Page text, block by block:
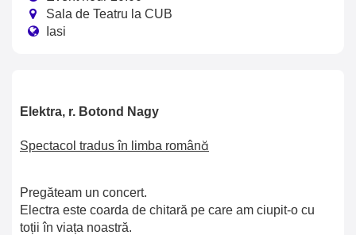
Elektra, r. Botond Nagy
Spectacol tradus în limba română
Pregăteam un concert.
Electra este coarda de chitară pe care am ciupit-o cu
toții în viața noastră.
Sala de Teatru la CUB
Iasi